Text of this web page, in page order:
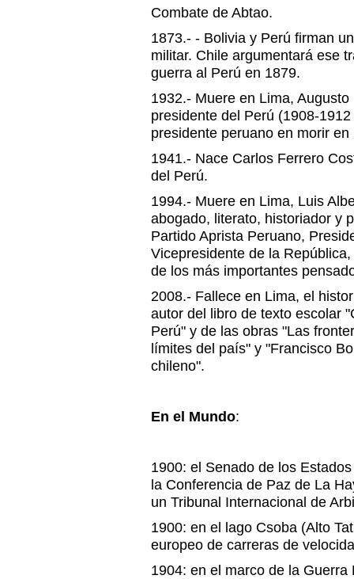
Combate de Abtao.
1873.- - Bolivia y Perú firman
militar. Chile argumentará ese
guerra al Perú en 1879.
1932.- Muere en Lima,
presidente del Perú (1908-
presidente peruano en morir en
1941.- Nace Carlos Ferrero
del Perú.
1994.- Muere en Lima, Luis
abogado, literato, historiador y
Partido Aprista Peruano,
Vicepresidente de la
de los más importantes
2008.- Fallece en Lima, el
autor del libro de texto escolar
Perú" y de las obras "Las
límites del país" y "Francisco
chileno".
En el Mundo:
1900: el Senado de los
la Conferencia de Paz de La
un Tribunal Internacional de
1900: en el lago Csoba (Alto
europeo de carreras de
1904: en el marco de la